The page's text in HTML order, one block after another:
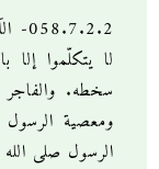
058.7.2.2- الآيات
لا يتكلّموا
سخطه. والفاجر
ومعصية
الرسول صلى